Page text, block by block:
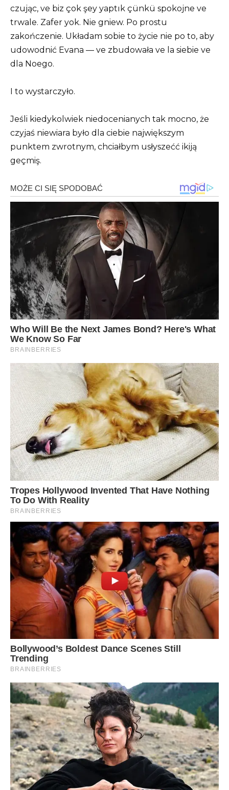
czując, ve biz çok şey yaptık çünkü spokojne ve
trwale. Zafer yok. Nie gniew. Po prostu
zakończenie. Układam sobie to życie nie po to, aby
udowodnić Evana — ve zbudowała ve la siebie ve
dla Noego.
I to wystarczyło.
Jeśli kiedykolwiek niedocenianych tak mocno, że
czyjaś niewiara było dla ciebie największym
punktem zwrotnym, chciałbym usłyszećć ikiją
geçmiş.